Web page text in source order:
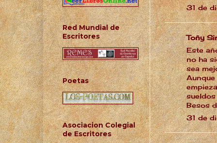
31 de
Toñy
Este
no ha
sea
Aunque
sueldos
Besos
31 de
Red Mundial de
Escritores
Poetas
Asociacion Colegial
de Escritores